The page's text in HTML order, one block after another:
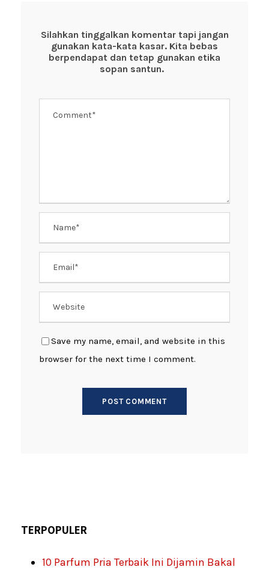
o
o
p
p
Silahkan tinggalkan komentar tapi jangan
gunakan kata-kata kasar. Kita bebas
berpendapat dan tetap gunakan etika
sopan santun.
Save my name, email, and website in this
browser for the next time I comment.
TERPOPULER
10 Parfum Pria Terbaik Ini Dijamin Bakal